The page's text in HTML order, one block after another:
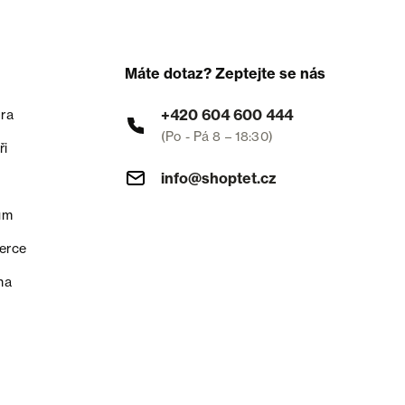
Máte dotaz? Zeptejte se nás
+420 604 600 444
(Po - Pá 8 – 18:30)
info@shoptet.cz